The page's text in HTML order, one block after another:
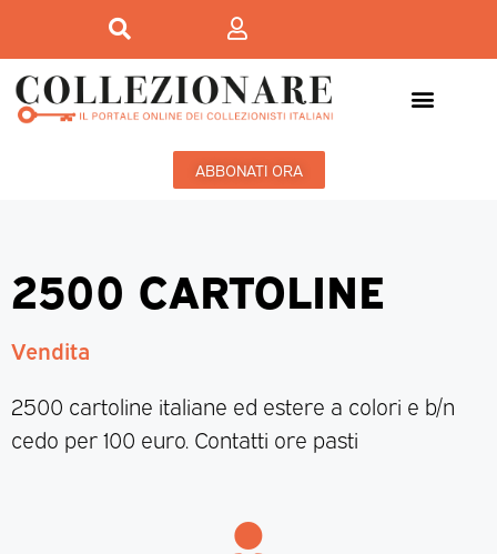
ABBONATI ORA
2500 CARTOLINE
Vendita
2500 cartoline italiane ed estere a colori e b/n
cedo per 100 euro. Contatti ore pasti